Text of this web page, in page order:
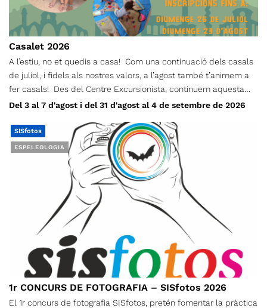
Casalet 2026
A l’estiu, no et quedis a casa! Com una continuació dels casals
de juliol, i fidels als nostres valors, a l’agost també t’animem a
fer casals! Des del Centre Excursionista, continuem aquesta
proposta perquè donem importància a què els infants, durant
d’activitats de lleure, orientació, tallers de natura, jocs d’aigua,
gimcanes, xerrades culturals… i molt més. L’Aventura’t d’agost i
setembre funcionarà per setmanes separades, i cada infant s’hi
pot inscriure les que més li convinguin. Els casals es duran a
terme alternant els espais del CET i zones verdes de Terrassa.
Podran participar-hi els infants nascuts entre els anys 2010 i
Del 3 al 7 d'agost i del 31 d'agost al 4 de setembre de 2026
ESPELEOLOGIA
SISfotos
1r CONCURS DE FOTOGRAFIA – SISfotos 2026
El 1r concurs de fotografia SISfotos, pretén fomentar la pràctica